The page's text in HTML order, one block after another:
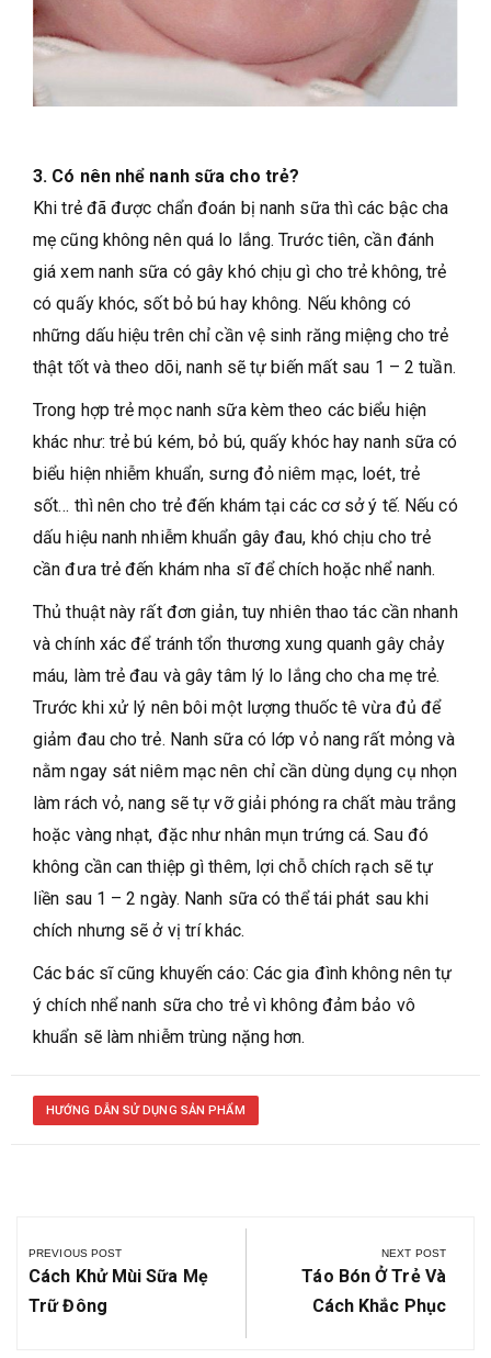
3. Có nên nhể nanh sữa cho trẻ?
Khi trẻ đã được chẩn đoán bị nanh sữa thì các bậc cha
mẹ cũng không nên quá lo lắng. Trước tiên, cần đánh
giá xem nanh sữa có gây khó chịu gì cho trẻ không, trẻ
có quấy khóc, sốt bỏ bú hay không. Nếu không có
những dấu hiệu trên chỉ cần vệ sinh răng miệng cho trẻ
thật tốt và theo dõi, nanh sẽ tự biến mất sau 1 – 2 tuần.
Trong hợp trẻ mọc nanh sữa kèm theo các biểu hiện
khác như: trẻ bú kém, bỏ bú, quấy khóc hay nanh sữa có
biểu hiện nhiễm khuẩn, sưng đỏ niêm mạc, loét, trẻ
sốt… thì nên cho trẻ đến khám tại các cơ sở ý tế. Nếu có
dấu hiệu nanh nhiễm khuẩn gây đau, khó chịu cho trẻ
cần đưa trẻ đến khám nha sĩ để chích hoặc nhể nanh.
Thủ thuật này rất đơn giản, tuy nhiên thao tác cần nhanh
và chính xác để tránh tổn thương xung quanh gây chảy
máu, làm trẻ đau và gây tâm lý lo lắng cho cha mẹ trẻ.
Trước khi xử lý nên bôi một lượng thuốc tê vừa đủ để
giảm đau cho trẻ. Nanh sữa có lớp vỏ nang rất mỏng và
nằm ngay sát niêm mạc nên chỉ cần dùng dụng cụ nhọn
làm rách vỏ, nang sẽ tự vỡ giải phóng ra chất màu trắng
hoặc vàng nhạt, đặc như nhân mụn trứng cá. Sau đó
không cần can thiệp gì thêm, lợi chỗ chích rạch sẽ tự
liền sau 1 – 2 ngày. Nanh sữa có thể tái phát sau khi
chích nhưng sẽ ở vị trí khác.
Các bác sĩ cũng khuyến cáo: Các gia đình không nên tự
ý chích nhể nanh sữa cho trẻ vì không đảm bảo vô
khuẩn sẽ làm nhiễm trùng nặng hơn.
HƯỚNG DẪN SỬ DỤNG SẢN PHẨM
hướng
bài
viết
PREVIOUS POST
Previous
Post:
Cách Khử Mùi Sữa Mẹ
Trữ Đông
NEXT POST
Next
Post:
Táo Bón Ở Trẻ Và
Cách Khắc Phục